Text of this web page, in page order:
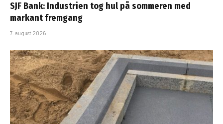
SJF Bank: Industrien tog hul på sommeren med
markant fremgang
7. august 2026